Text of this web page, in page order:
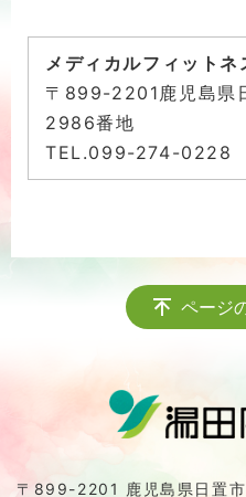
メディカルフィット
〒899-2201鹿児島県
2986番地
TEL.099-274-0228
ページ
〒899-2201 鹿児島県日置